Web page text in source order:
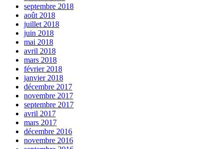
septembre 2018
août 2018
juillet 2018
juin 2018
mai 2018
avril 2018
mars 2018
février 2018
janvier 2018
décembre 2017
novembre 2017
septembre 2017
avril 2017
mars 2017
décembre 2016
novembre 2016